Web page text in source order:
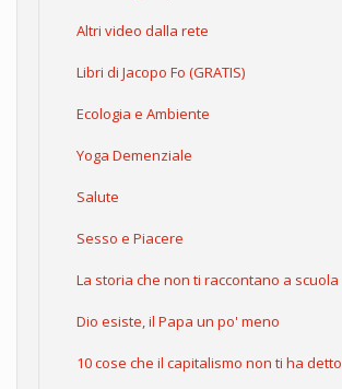
Altri video dalla rete
Libri di Jacopo Fo (GRATIS)
Ecologia e Ambiente
Yoga Demenziale
Salute
Sesso e Piacere
La storia che non ti raccontano a scuola
Dio esiste, il Papa un po' meno
10 cose che il capitalismo non ti ha detto